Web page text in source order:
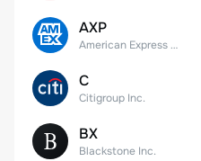
AXP
American Express Company
C
Citigroup Inc.
BX
Blackstone Inc.